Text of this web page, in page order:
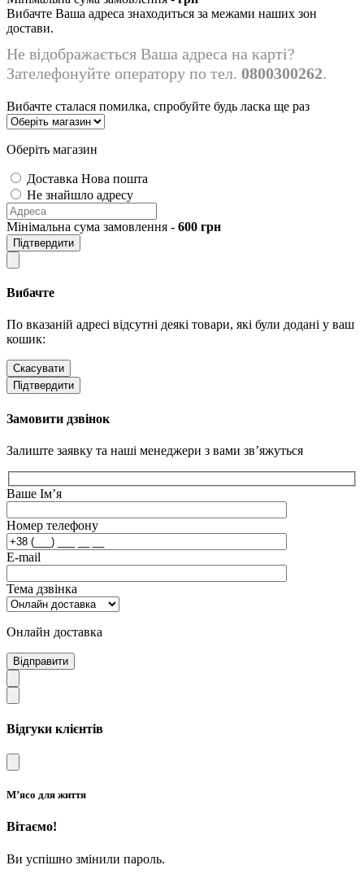
Вибачте Ваша адреса знаходиться за межами наших зон
достави.
Не відображається Ваша адреса на карті?
Зателефонуйте оператору по тел. 0800300262.
Вибачте сталася помилка, спробуйте будь ласка ще раз
Оберіть магазин
Доставка Нова пошта
Не знайшло адресу
Мінімальна сума замовлення - 600 грн
Підтвердити
Вибачте
По вказаній адресі відсутні деякі товари, які були додані у ваш
кошик:
Скасувати
Підтвердити
Замовити дзвінок
Залиште заявку та наші менеджери з вами зв’яжуться
Ваше Ім’я
Номер телефону
E-mail
Тема дзвінка
Онлайн доставка
Відправити
Відгуки клієнтів
М’ясо для життя
Вітаємо!
Ви успішно змінили пароль.